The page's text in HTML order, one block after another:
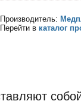
Производитель:
Перейти в каталог